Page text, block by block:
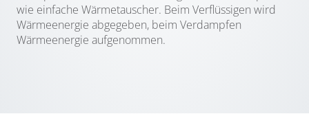
wie einfache Wärmetauscher. Beim Verflüssigen wird
Wärmeenergie abgegeben, beim Verdampfen
Wärmeenergie aufgenommen.